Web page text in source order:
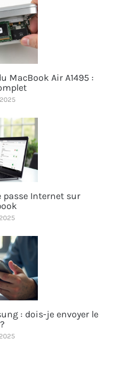
MacBook Air A1495 :
Internet sur
: dois-je envoyer le